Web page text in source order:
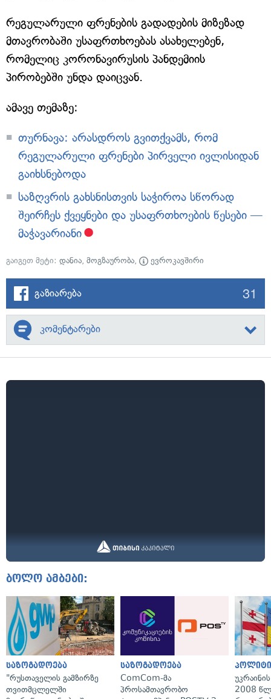
რეგულარული ფრენების გადადების მიზეზად
მთავრობაში უსაფრთხოებას ასახელებენ,
რომელიც კორონავირუსის პანდემიის
პირობებში უნდა დაიცვან.
ამავე თემაზე:
თურნავა: არასდროს გვითქვამს, რომ
რეგულარული ფრენები პირველი ივლისიდან
გაიხსნებოდა
საზღვრის გახსნისთვის საჭიროა სწორად
შეირჩეს ქვეყნები და უსაფრთხოების წესები —
მაჭავარიანი
გაიგეთ მეტი: დანია, მოგზაურობა, ევროკავშირი
გაზიარება 31
კომენტარები
ბოლო ამბები:
საზოგადოება
"რუსთაველის გამზირზე
თვითმცლელში
საზოგადოება
ComCom-მა
პროსამთავრობო
2008